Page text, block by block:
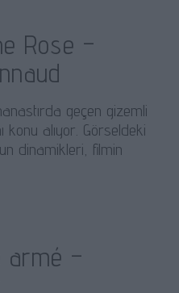
Rose –
geçen gizemli
konu alıyor. Görseldeki
dinamikleri, filmin
armé –